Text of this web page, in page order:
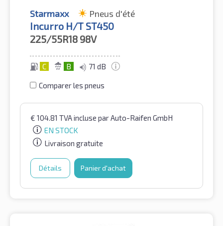
Starmaxx Pneus d'été
Incurro H/T ST450
225/55R18 98V
C B 71 dB
Comparer les pneus
€ 104.81 TVA incluse par Auto-Raifen GmbH
EN STOCK
Livraison gratuite
Détails Panier d'achat